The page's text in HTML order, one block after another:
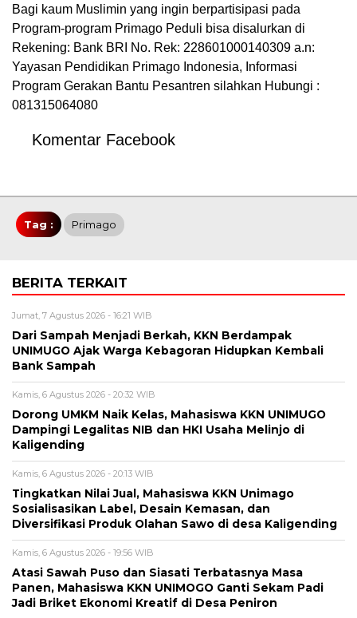
Bagi kaum Muslimin yang ingin berpartisipasi pada
Program-program Primago Peduli bisa disalurkan di
Rekening: Bank BRI No. Rek: 228601000140309 a.n:
Yayasan Pendidikan Primago Indonesia, Informasi
Program Gerakan Bantu Pesantren silahkan Hubungi :
081315064080
Komentar Facebook
Tag : Primago
BERITA TERKAIT
Jumat, 7 Agustus 2026 - 16:21 WIB
Dari Sampah Menjadi Berkah, KKN Berdampak
UNIMUGO Ajak Warga Kebagoran Hidupkan Kembali
Bank Sampah
Kamis, 6 Agustus 2026 - 20:32 WIB
Dorong UMKM Naik Kelas, Mahasiswa KKN UNIMUGO
Dampingi Legalitas NIB dan HKI Usaha Melinjo di
Kaligending
Kamis, 6 Agustus 2026 - 20:13 WIB
Tingkatkan Nilai Jual, Mahasiswa KKN Unimago
Sosialisasikan Label, Desain Kemasan, dan
Diversifikasi Produk Olahan Sawo di desa Kaligending
Kamis, 6 Agustus 2026 - 19:56 WIB
Atasi Sawah Puso dan Siasati Terbatasnya Masa
Panen, Mahasiswa KKN UNIMOGO Ganti Sekam Padi
Jadi Briket Ekonomi Kreatif di Desa Peniron